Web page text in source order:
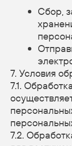
не дольше, чем
персональных
федеральным
которого,
поручителем по
персональных
8.9. Условием
персональных
целей обработки
срока действия
данных, отзыв
данных или
персональных
неправомерной
9. Перечень